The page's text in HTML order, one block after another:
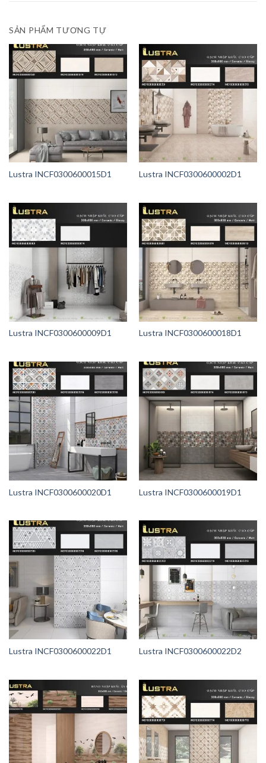
SẢN PHẨM TƯƠNG TỰ
Lustra INCF0300600015D1 Lustra INCF0300600002D1
Lustra INCF0300600009D1 Lustra INCF0300600018D1
Lustra INCF0300600020D1 Lustra INCF0300600019D1
Lustra INCF0300600022D1 Lustra INCF0300600022D2